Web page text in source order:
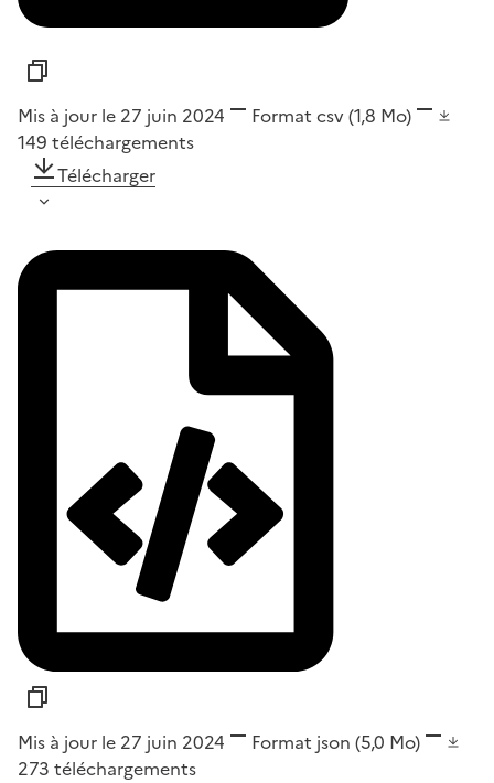
Mis à jour le 27 juin 2024 Format csv(1,8 Mo)
149 téléchargements
Télécharger
Mis à jour le 27 juin 2024 Format json (5,0 Mo)
273 téléchargements